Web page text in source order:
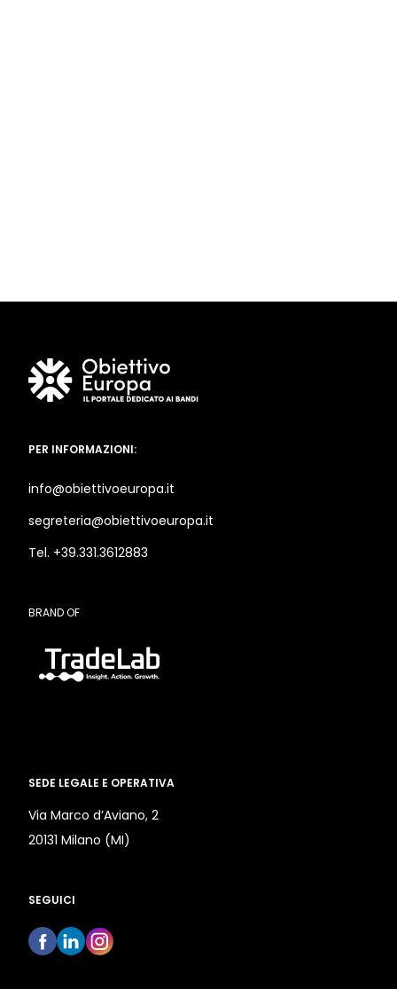
PER INFORMAZIONI:
info@obiettivoeuropa.it
segreteria@obiettivoeuropa.it
Tel. +39.331.3612883
BRAND OF
SEDE LEGALE E OPERATIVA
Via Marco d’Aviano, 2
20131 Milano (MI)
SEGUICI